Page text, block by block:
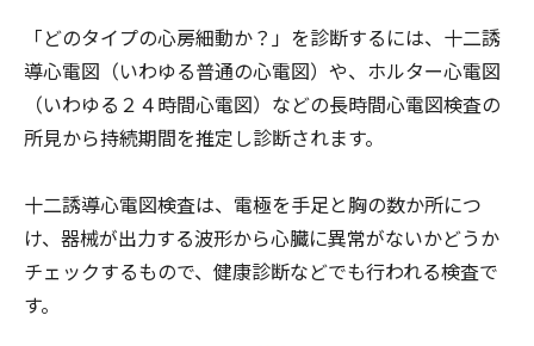
「どのタイプの心房細動か？」を診断するには、十二誘
導心電図（いわゆる普通の心電図）や、ホルター心電図
（いわゆる２４時間心電図）などの長時間心電図検査の
所見から持続期間を推定し診断されます。
十二誘導心電図検査は、電極を手足と胸の数か所につ
け、器械が出力する波形から心臓に異常がないかどうか
チェックするもので、健康診断などでも行われる検査で
す。